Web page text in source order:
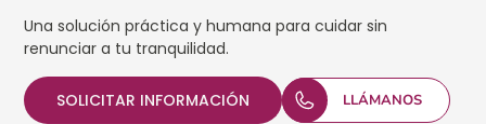
Una solución práctica y humana para cuidar sin
renunciar a tu tranquilidad.
SOLICITAR INFORMACIÓN LLÁMANOS